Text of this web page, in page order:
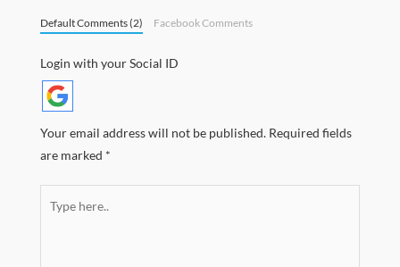
Default Comments (2) Facebook Comments
Login with your Social ID
Your email address will not be published. Required fields
are marked *
here..